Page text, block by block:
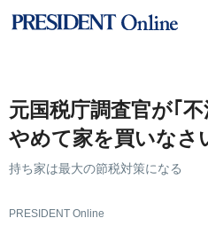
元国税庁調査官が｢
やめて家を買いなさ
持ち家は最大の節税対策になる
PRESIDENT Online